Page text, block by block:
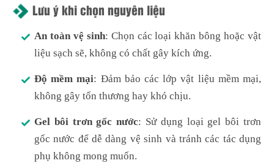
Lưu ý khi chọn nguyên liệu
An toàn vệ sinh: Chọn các loại khăn bông hoặc vật
liệu sạch sẽ, không có chất gây kích ứng.
Độ mềm mại: Đảm bảo các lớp vật liệu mềm mại,
không gây tổn thương hay khó chịu.
Gel bôi trơn gốc nước: Sử dụng loại gel bôi trơn
gốc nước để dễ dàng vệ sinh và tránh các tác dụng
phụ không mong muốn.